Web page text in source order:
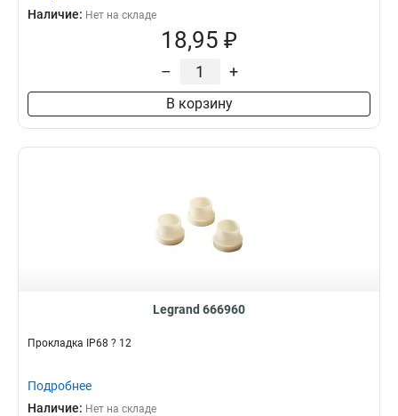
Наличие: Нет на складе
18,95 ₽
– +
В корзину
Legrand 666960
Прокладка IP68 ? 12
Подробнее
Наличие: Нет на складе